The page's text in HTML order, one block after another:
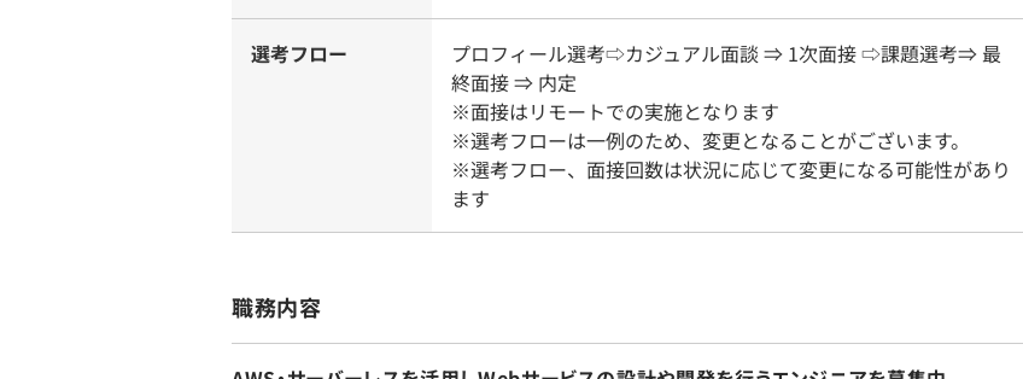
選考フロー
プロフィール選考⇨カジュアル面談 ⇒ 1次面接 ⇨課題選考⇒ 最
終面接 ⇒ 内定
※面接はリモートでの実施となります
※選考フローは一例のため、変更となることがございます。
※選考フロー、面接回数は状況に応じて変更になる可能性があり
ます
職務内容